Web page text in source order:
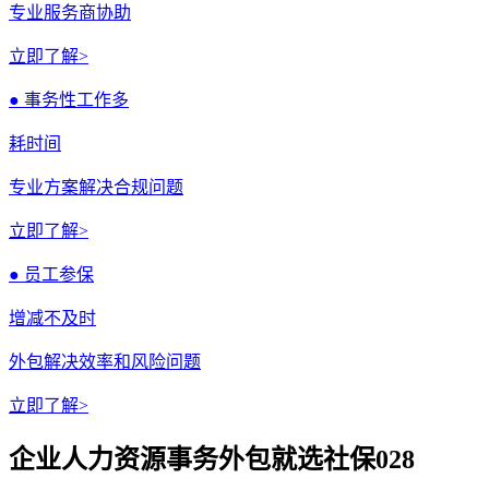
专业服务商协助
立即了解>
● 事务性工作多
耗时间
专业方案解决合规问题
立即了解>
● 员工参保
增减不及时
外包解决效率和风险问题
立即了解>
企业人力资源事务外包就选社保028